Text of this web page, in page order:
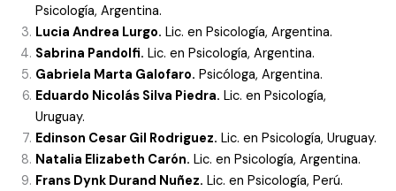
Psicología, Argentina.
Lucia Andrea Lurgo. Lic. en Psicología, Argentina.
Sabrina Pandolfi. Lic. en Psicología, Argentina.
Gabriela Marta Galofaro. Psicóloga, Argentina.
Eduardo Nicolás Silva Piedra. Lic. en Psicología,
Uruguay.
Edinson Cesar Gil Rodriguez. Lic. en Psicología, Uruguay.
Natalia Elizabeth Carón. Lic. en Psicología, Argentina.
Frans Dynk Durand Nuñez. Lic. en Psicología, Perú.